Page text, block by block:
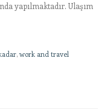
yapılmaktadır. Ulaşım
,work and travel